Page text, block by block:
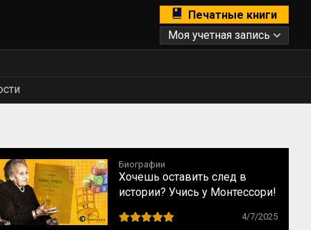
Печатные книги
Моя учетная запись
Биографии
Хочешь оставить след в
истории? Учись у Монтессори!
наследие
4/7/2025